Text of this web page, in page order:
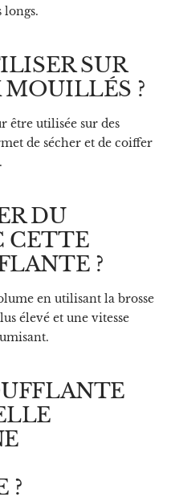
longs.
SUR
MOUILLÉS ?
être utilisée sur des
de sécher et de coiffer
DU
CETTE
?
en utilisant la brosse
élevé et une vitesse
?